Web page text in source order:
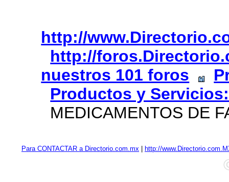
http://
http://
nuestros 101 foros
Productos y
MEDICAMENTOS DE
Para CONTACTAR a Directorio.com.mx http://